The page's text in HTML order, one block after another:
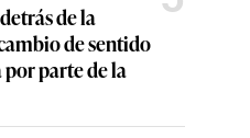
de la
de sentido
por parte de la